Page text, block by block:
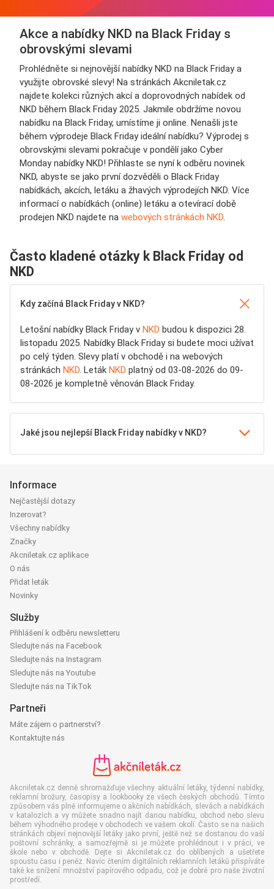
Akce a nabídky NKD na Black Friday s
obrovskými slevami
Prohlédněte si nejnovější nabídky NKD na Black Friday a
využijte obrovské slevy! Na stránkách Akcniletak.cz
najdete kolekci různých akcí a doprovodných nabídek od
NKD během Black Friday 2025. Jakmile obdržíme novou
nabídku na Black Friday, umístíme ji online. Nenašli jste
během výprodeje Black Friday ideální nabídku? Výprodej s
obrovskými slevami pokračuje v pondělí jako Cyber
Monday nabídky NKD! Přihlaste se nyní k odběru novinek
NKD, abyste se jako první dozvěděli o Black Friday
nabídkách, akcích, letáku a žhavých výprodejích NKD. Více
informací o nabídkách (online) letáku a otevírací době
prodejen NKD najdete na webových stránkách NKD.
Často kladené otázky k Black Friday od
NKD
Kdy začíná Black Friday v NKD?
Letošní nabídky Black Friday v NKD budou k dispozici 28.
listopadu 2025. Nabídky Black Friday si budete moci užívat
po celý týden. Slevy platí v obchodě i na webových
stránkách NKD. Leták NKD platný od 03-08-2026 do 09-
08-2026 je kompletně věnován Black Friday.
Jaké jsou nejlepší Black Friday nabídky v NKD?
Informace
Nejčastější dotazy
Inzerovat?
Všechny nabídky
Značky
Akcniletak.cz aplikace
O nás
Přidat leták
Novinky
Služby
Přihlášení k odběru newsletteru
Sledujte nás na Facebook
Sledujte nás na Instagram
Sledujte nás na Youtube
Sledujte nás na TikTok
Partneři
Máte zájem o partnerství?
Kontaktujte nás
Akcniletak.cz denně shromažďuje všechny aktuální letáky, týdenní nabídky,
reklamní brožury, časopisy a lookbooky ze všech českých obchodů. Tímto
způsobem vás plně informujeme o akčních nabídkách, slevách a nabídkách
v katalozích a vy můžete snadno najít danou nabídku, obchod nebo slevu
během výhodného prodeje v obchodech ve vašem okolí. Často se na našich
stránkách objeví nejnovější letáky jako první, ještě než se dostanou do vaší
poštovní schránky, a samozřejmě si je můžete prohlédnout i v práci, ve
škole nebo v obchodě. Dejte si Akcniletak.cz do oblíbených a ušetřete
spoustu času i peněz. Navíc čtením digitálních reklamních letáků přispíváte
také ke snížení množství papírového odpadu, což je dobré pro naše životní
prostředí.